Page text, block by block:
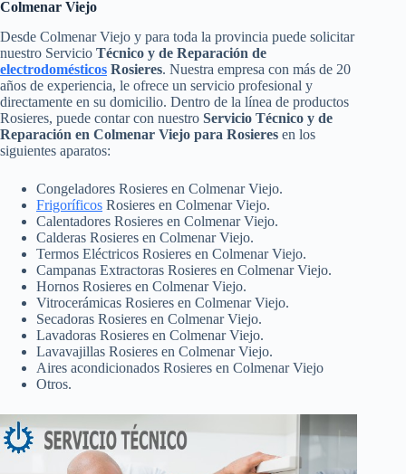
Colmenar Viejo
Desde Colmenar Viejo y para toda la provincia puede solicitar
nuestro Servicio Técnico y de Reparación de
electrodomésticos Rosieres. Nuestra empresa con más de 20
años de experiencia, le ofrece un servicio profesional y
directamente en su domicilio. Dentro de la línea de productos
Rosieres, puede contar con nuestro Servicio Técnico y de
Reparación en Colmenar Viejo para Rosieres en los
siguientes aparatos:
Congeladores Rosieres en Colmenar Viejo.
Frigoríficos Rosieres en Colmenar Viejo.
Calentadores Rosieres en Colmenar Viejo.
Calderas Rosieres en Colmenar Viejo.
Termos Eléctricos Rosieres en Colmenar Viejo.
Campanas Extractoras Rosieres en Colmenar Viejo.
Hornos Rosieres en Colmenar Viejo.
Vitrocerámicas Rosieres en Colmenar Viejo.
Secadoras Rosieres en Colmenar Viejo.
Lavadoras Rosieres en Colmenar Viejo.
Lavavajillas Rosieres en Colmenar Viejo.
Aires acondicionados Rosieres en Colmenar Viejo
Otros.